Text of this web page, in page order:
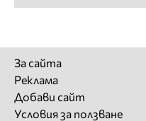
За сайта
Реклама
Добави сайт
Условия за ползване